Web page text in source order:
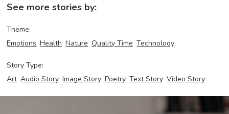
See more stories by:
Theme:
Emotions Health Nature Quality Time Technology
Story Type:
Art Audio Story Image Story Poetry Text Story Video Story